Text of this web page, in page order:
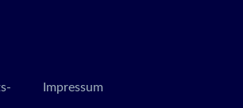
Impressum